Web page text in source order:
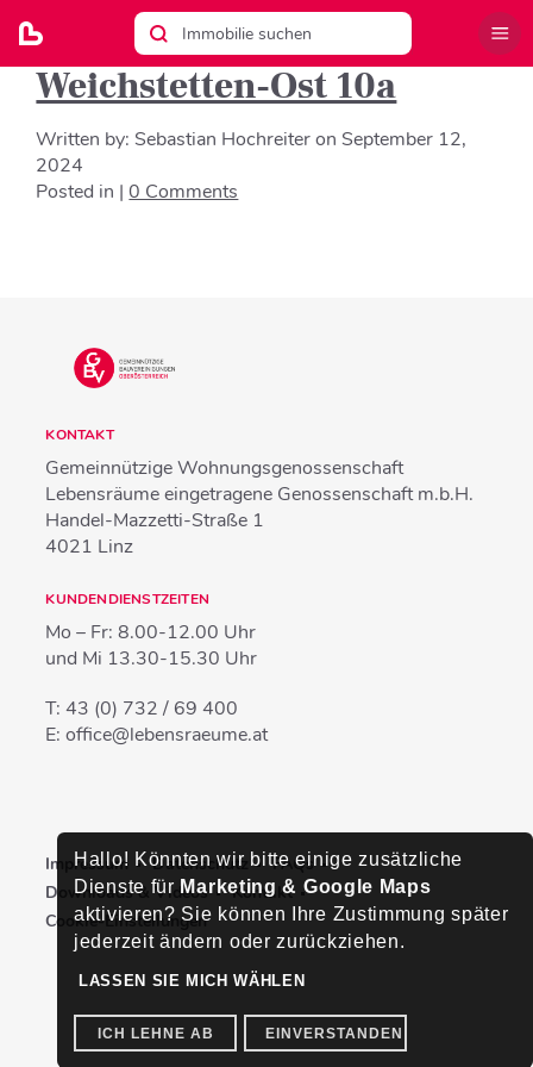
Weichstetten-Ost 10a
Written by:Sebastian HochreiteronSeptember 12,
2024
Posted in |0 Comments
KONTAKT
Gemeinnützige Wohnungsgenossenschaft
Lebensräume eingetragene Genossenschaft m.b.H.
Handel-Mazzetti-Straße 1
4021 Linz
KUNDENDIENSTZEITEN
Mo – Fr: 8.00-12.00 Uhr
und Mi 13.30-15.30 Uhr
T:43 (0) 732 / 69 400
E:office@lebensraeume.at
Impressum Datenschutz
FAQs
Downloads & Videos
Kontakt
Cookie-Einstellungen
Hallo! Könnten wir bitte einige zusätzliche
Dienste für Marketing & Google Maps
aktivieren? Sie können Ihre Zustimmung später
jederzeit ändern oder zurückziehen.
LASSEN SIE MICH WÄHLEN
ICH LEHNE AB EINVERSTANDEN